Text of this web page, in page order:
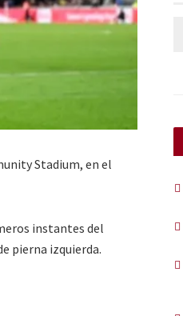
Stadium, en el
instantes del
pierna izquierda.